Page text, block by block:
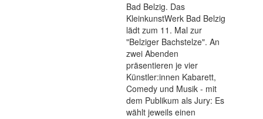
Bad Belzig. Das
KleinkunstWerk Bad Belzig
lädt zum 11. Mal zur
"Belziger Bachstelze". An
zwei Abenden
präsentieren je vier
Künstler:innen Kabarett,
Comedy und Musik - mit
dem Publikum als Jury: Es
wählt jeweils einen